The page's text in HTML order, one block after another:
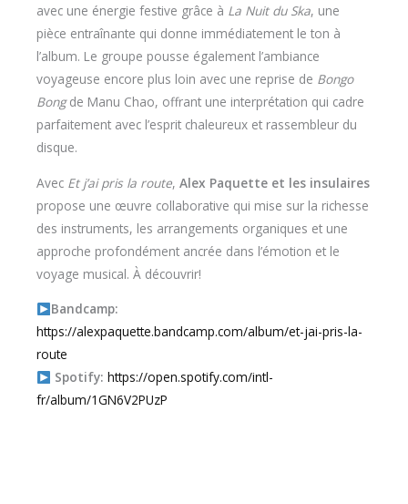
avec une énergie festive grâce à La Nuit du Ska, une
pièce entraînante qui donne immédiatement le ton à
l’album. Le groupe pousse également l’ambiance
voyageuse encore plus loin avec une reprise de Bongo
Bongde Manu Chao, offrant une interprétation qui cadre
parfaitement avec l’esprit chaleureux et rassembleur du
disque.
Avec Et j’ai pris la route, Alex Paquette et les insulaires
propose une œuvre collaborative qui mise sur la richesse
des instruments, les arrangements organiques et une
approche profondément ancrée dans l’émotion et le
voyage musical. À découvrir!
Bandcamp:
https://alexpaquette.bandcamp.com/album/et-jai-pris-la-
route
Spotify: https://open.spotify.com/intl-
fr/album/1GN6V2PUzP